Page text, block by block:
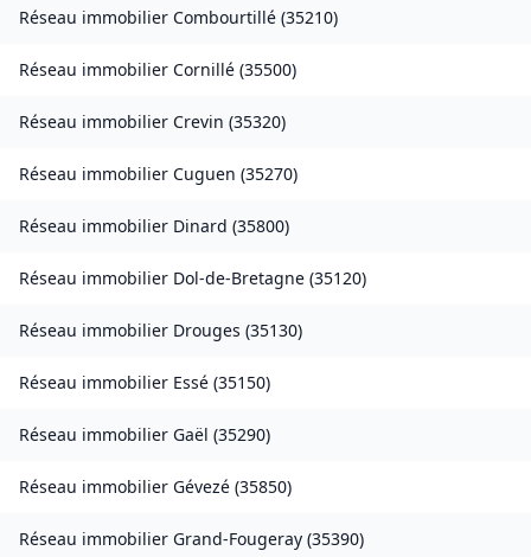
Réseau immobilier Combourtillé (35210)
Réseau immobilier Cornillé (35500)
Réseau immobilier Crevin (35320)
Réseau immobilier Cuguen (35270)
Réseau immobilier Dinard (35800)
Réseau immobilier Dol-de-Bretagne (35120)
Réseau immobilier Drouges (35130)
Réseau immobilier Essé (35150)
Réseau immobilier Gaël (35290)
Réseau immobilier Gévezé (35850)
Réseau immobilier Grand-Fougeray (35390)